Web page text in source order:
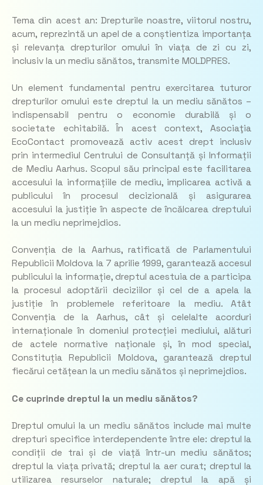
Tema din acest an: Drepturile noastre, viitorul nostru,
acum, reprezintă un apel de a conștientiza importanța
și relevanța drepturilor omului în viața de zi cu zi,
inclusiv la un mediu sănătos, transmite MOLDPRES.
Un element fundamental pentru exercitarea tuturor
drepturilor omului este dreptul la un mediu sănătos –
indispensabil pentru o economie durabilă și o
societate echitabilă. În acest context, Asociaţia
EcoContact promovează activ acest drept inclusiv
prin intermediul Centrului de Consultanță și Informații
de Mediu Aarhus. Scopul său principal este facilitarea
accesului la informațiile de mediu, implicarea activă a
publicului în procesul decizională și asigurarea
accesului la justiție în aspecte de încălcarea dreptului
la un mediu neprimejdios.
Convenția de la Aarhus, ratificată de Parlamentului
Republicii Moldova la 7 aprilie 1999, garantează accesul
publicului la informație, dreptul acestuia de a participa
la procesul adoptării deciziilor și cel de a apela la
justiție în problemele referitoare la mediu. Atât
Convenția de la Aarhus, cât și celelalte acorduri
internaționale în domeniul protecției mediului, alături
de actele normative naționale și, în mod special,
Constituția Republicii Moldova, garantează dreptul
fiecărui cetățean la un mediu sănătos și neprimejdios.
Ce cuprinde dreptul la un mediu sănătos?
Dreptul omului la un mediu sănătos include mai multe
drepturi specifice interdependente între ele: dreptul la
condiții de trai și de viață într-un mediu sănătos;
dreptul la viața privată; dreptul la aer curat; dreptul la
utilizarea resurselor naturale; dreptul la apă și